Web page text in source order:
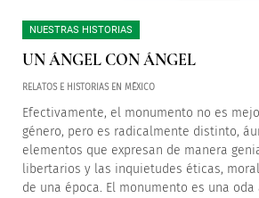
NUESTRAS HISTORIAS
UN ÁNGEL CON ÁNGEL
RELATOS E HISTORIAS EN MÉXICO
Efectivamente, el monumento no es
género, pero es radicalmente distinto,
elementos que expresan de manera
libertarios y las inquietudes éticas,
de una época. El monumento es una